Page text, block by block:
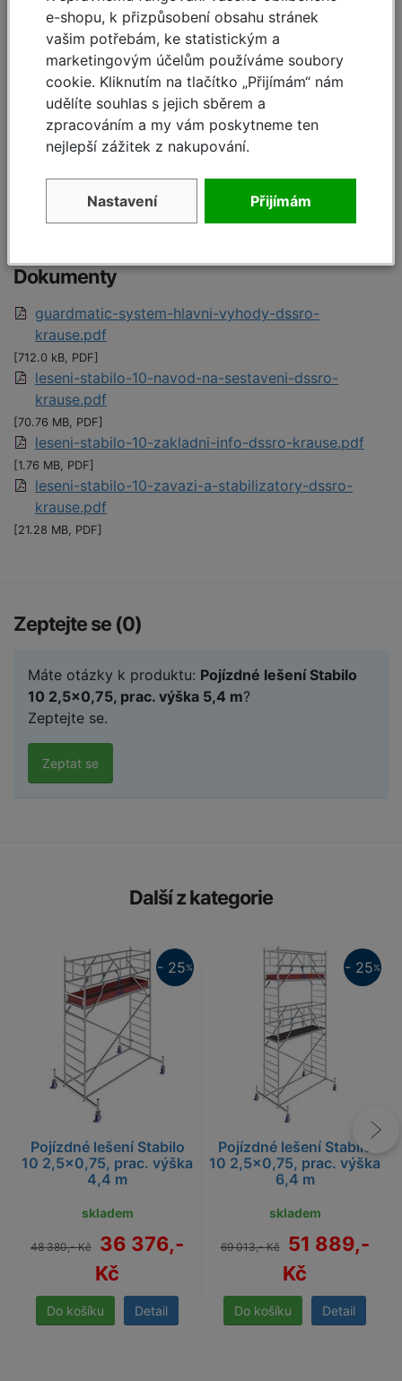
B výška podlážky cca: 3,40 m
C výška lešení včetně
zábradlí:
4,50 m
Pracovní plocha: 2,50 x 0,75 m
Dokumenty
guardmatic-system-hlavni-vyhody-dssro-
krause.pdf
[712.0 kB, PDF]
leseni-stabilo-10-navod-na-sestaveni-dssro-
krause.pdf
[70.76 MB, PDF]
leseni-stabilo-10-zakladni-info-dssro-krause.pdf
[1.76 MB, PDF]
leseni-stabilo-10-zavazi-a-stabilizatory-dssro-
krause.pdf
[21.28 MB, PDF]
Zeptejte se (0)
Máte otázky k produktu: Pojízdné lešení Stabilo
10 2,5x0,75, prac. výška 5,4 m?
Zeptejte se.
Zeptat se
Další z kategorie
Pojízdné lešení Stabilo
10 2,5x0,75, prac. výška
4,4 m
skladem
48 380,- Kč
36 376,-
Kč
Detail
- 25%
Pojízdné lešení Stabilo
10 2,5x0,75, prac. výška
6,4 m
skladem
69 013,- Kč
51 889,-
Kč
Detail
- 25%
e-shopu, k přizpůsobení obsahu stránek
vašim potřebám, ke statistickým a
marketingovým účelům používáme soubory
cookie. Kliknutím na tlačítko „Přijímám“ nám
udělíte souhlas s jejich sběrem a
zpracováním a my vám poskytneme ten
nejlepší zážitek z nakupování.
Nastavení Přijímám